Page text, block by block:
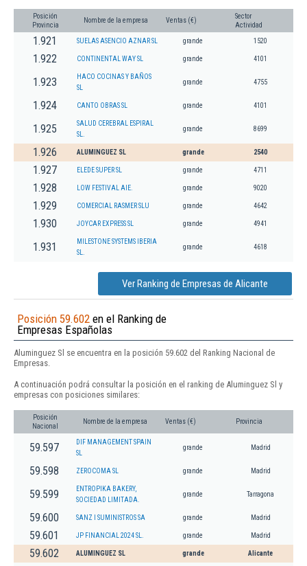
Posición
Provincia
Nombre de la empresa Ventas (€)
Sector
Actividad
1.921 SUELAS ASENCIO AZNAR SL grande 1520
1.922 CONTINENTAL WAY SL grande 4101
1.923
HACO COCINAS Y BAÑOS
SL
grande 4755
1.924 CANTO OBRAS SL grande 4101
1.925
SALUD CEREBRAL ESPIRAL
SL.
grande 8699
1.926 ALUMINGUEZ SL grande 2540
1.927 ELEDE SUPER SL grande 4711
1.928 LOW FESTIVAL AIE. grande 9020
1.929 COMERCIAL RASMER SLU grande 4642
1.930 JOYCAR EXPRESS SL grande 4941
1.931
MILESTONE SYSTEMS IBERIA
SL.
grande 4618
Ver Ranking de Empresas de Alicante
Posición 59.602 en el Ranking de
Empresas Españolas
Aluminguez Sl se encuentra en la posición 59.602 del Ranking Nacional de
Empresas.
A continuación podrá consultar la posición en el ranking de Aluminguez Sl y
empresas con posiciones similares:
Posición
Nacional
Nombre de la empresa Ventas (€) Provincia
59.597
DIF MANAGEMENT SPAIN
SL
grande Madrid
59.598 ZEROCOMA SL grande Madrid
59.599
ENTROPIKA BAKERY,
SOCIEDAD LIMITADA.
grande Tarragona
59.600 SANZ I SUMINISTROS SA grande Madrid
59.601 JP FINANCIAL 2024 SL. grande Madrid
59.602 ALUMINGUEZ SL grande Alicante